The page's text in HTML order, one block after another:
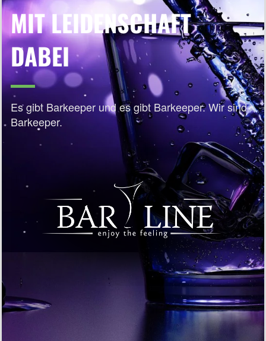
MIT LEIDENSCHAFT
DABEI
Es gibt Barkeeper und es gibt Barkeeper. Wir sind
Barkeeper.